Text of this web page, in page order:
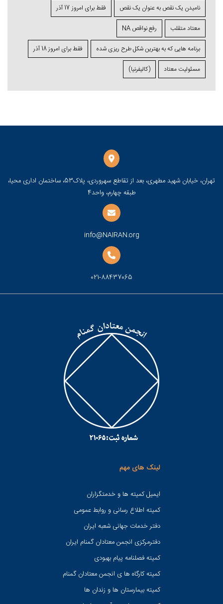
نامیدن یک نقص به عنوان یک نقص فقط برای امروز 17 آذر
معتاد متقلب رفع نواقص NA
برنامه ⁯هایی که به بهترین شکل طرح ⁯ریزی ⁯شده فقط برای امروز 18 آذر
مسئولیت معتاد (کالیفرنیا)
تهران، خیابان شهید مطهری، بعد از تقاطع سهروردی، پلاک53، ساختمان اداری محیا،
طبقه چهارم، واحد4
info@NAIRAN.org
021-88437065
لینک های مهم
ایمیل کمیته ها و خدمتگزاران
کميته اطلاع رسانی و روابط عمومی
دفتر خدمات جهانی شعبه ايران
دفترمرکزی انجمن معتادان گمنام ایران
کمیته فصلنامه پیام بهبودی
کمیته کارگاه ها ی انجمن معتادان گمنام
کمیته بیمارستان ها و زندان ها